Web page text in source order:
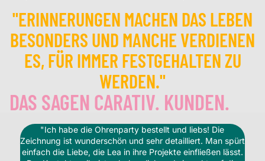
"ERINNERUNGEN MACHEN DAS LEBEN
BESONDERS UND MANCHE VERDIENEN
ES, FÜR IMMER FESTGEHALTEN ZU
WERDEN."
DAS SAGEN CARATIV. KUNDEN.
"Ich habe die Ohrenparty bestellt und liebs! Die
Zeichnung ist wunderschön und sehr detailliert. Man spürt
einfach die Liebe, die Lea in ihre Projekte einfließen lässt.